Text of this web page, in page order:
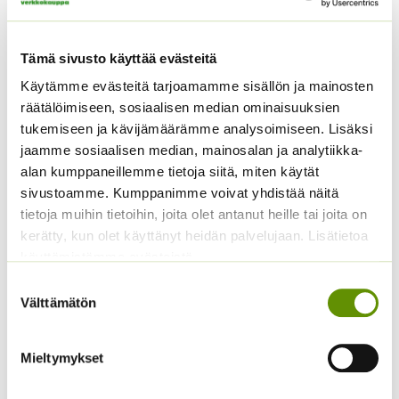
Tämä sivusto käyttää evästeitä
Käytämme evästeitä tarjoamamme sisällön ja mainosten
räätälöimiseen, sosiaalisen median ominaisuuksien
tukemiseen ja kävijämäärämme analysoimiseen. Lisäksi
jaamme sosiaalisen median, mainosalan ja analytiikka-
alan kumppaneillemme tietoja siitä, miten käytät
sivustoamme. Kumppanimme voivat yhdistää näitä
tietoja muihin tietoihin, joita olet antanut heille tai joita on
kerätty, kun olet käyttänyt heidän palvelujaan. Lisätietoa
valinta
Välttämätön
Mieltymykset
Rossa
4,50€ Sisältää arvonlisäveron
pakkauskokoja
2,50€ – 25,00€Hintaluokka:
-
25,00 €
Sisältää
arvonlisäveron
(irtosiemen)